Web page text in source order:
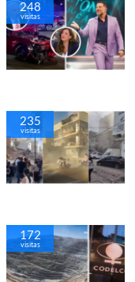
248
visitas
235
visitas
172
visitas